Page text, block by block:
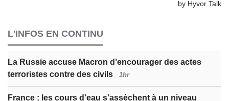
L'INFOS EN CONTINU
La Russie accuse Macron d’encourager des actes
terroristes contre des civils
1hr
France : les cours d’eau s’assèchent à un niveau